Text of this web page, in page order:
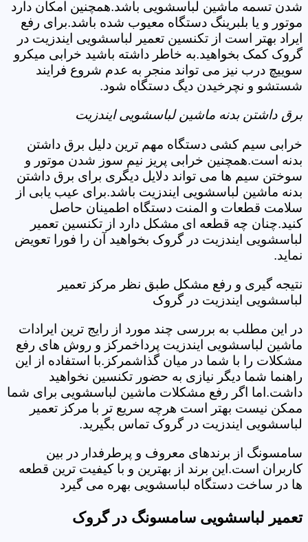
شدن تسمه ماشین لباسشویی باشد.همچنین امکان دارد
موتور و یا بلبرینگ دستگاه معیوب شده باشد.برای رفع
ایراد بهتر است از تکنسین تعمیر لباسشویی ایندزیت در
گروک کمک بخواهید.به خاطر داشته باشید خرابی میکرو
سوییچ درب نیز می تواند منجر به عدم شروع فرایند
شستشو و نچرخیدن دیگ دستگاه شود.
برق داشتن بدنه ماشین لباسشویی ایندزیت
خرابی سیم کشی دستگاه مهم ترین دلیل برق داشتن
بدنه است.همچنین خرابی پریز نیم سوز شدن موتور و
سوختن سیم ها می تواند دلایل دیگری برای برق داشتن
بدنه ماشین لباسشویی ایندزیت باشد.برای عیب یابی از
سلامت قطعات و المنت دستگاه اطمینان حاصل
کنید.چنان چه قطعه ای مشکل دارد از تکنسین تعمیر
لباسشویی ایندزیت در گروک بخواهید آن را فورا تعویض
نماید.
نتیجه گیری و رفع مشکل طبق نظر مرکز تعمیر
لباسشویی ایندزیت در گروک
در این مطلب به بررسی چند مورد از رایج ترین ایرادات
ماشین لباسشویی ایندزیت پرداخمرکز و روش های رفع
مشکلات را با شما در میان گذاشمرکز.با استفاده از این
راهنما شما دیگر نیازی به حضور تکنسین نخواهید
داشت.اما اگر رفع مشکلات ماشین لباسشویی برای شما
ممکن نیست بهتر است هرچه سریع تر با مرکز تعمیر
لباسشویی ایندزیت در گروک تماس بگیرید.
سامسونگ از برندهای معروف و پرطرفدار در بین
کاربران است.این برند از بهترین و با کیفیت ترین قطعه
ها در ساخت دستگاه لباسشویی بهره می گیرد
تعمیر لباسشویی سامسونگ در گروک